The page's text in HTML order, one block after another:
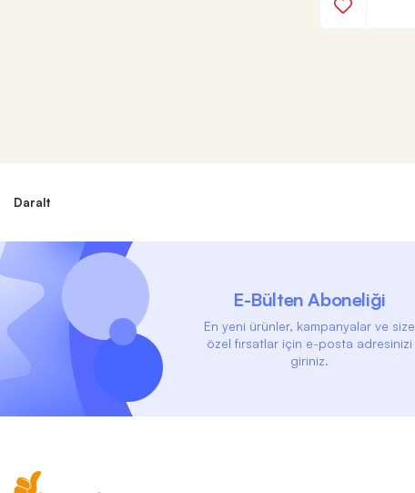
Daralt
E-Bülten Aboneliği
En yeni ürünler, kampanyalar ve size
özel fırsatlar için e-posta adresinizi
giriniz.